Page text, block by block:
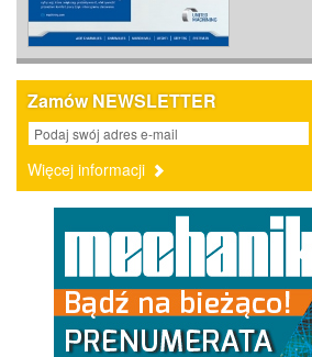
Zamów NEWSLETTER
Więcej informacji